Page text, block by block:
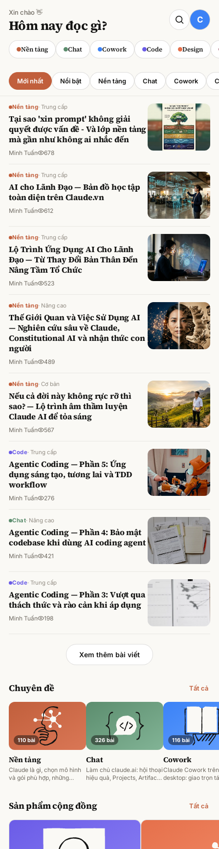
Xin chào 👋
Hôm nay đọc gì?
Nền tảng Chat Cowork Code Design
CODE
Claude cho Sales: Dự báo doanh số
chính xác
Minh Tuấn ·800 lượt xem
Mới nhất Nổi bật Nền tảng Chat Cowork
Nền tảng· Trung cấp
Tại sao 'xin prompt' không giải
quyết được vấn đề - Và lớp nền tảng
mà gần như không ai nhắc đến
Minh Tuấn 678
Nền tảng· Trung cấp
AI cho Lãnh Đạo — Bản đồ học tập
toàn diện trên Claude.vn
Minh Tuấn 612
Nền tảng· Trung cấp
Lộ Trình Ứng Dụng AI Cho Lãnh
Đạo — Từ Thay Đổi Bản Thân Đến
Nâng Tầm Tổ Chức
Minh Tuấn 523
Nền tảng· Nâng cao
Thế Giới Quan và Việc Sử Dụng AI
— Nghiên cứu sâu về Claude,
Constitutional AI và nhận thức con
người
Minh Tuấn 489
Nền tảng· Cơ bản
Nếu cả đời này không rực rỡ thì
sao? — Lộ trình âm thầm luyện
Claude AI để tỏa sáng
Minh Tuấn 567
Code· Trung cấp
Agentic Coding — Phần 5: Ứng
dụng sáng tạo, tương lai và TDD
workflow
Minh Tuấn 276
Chat· Nâng cao
Agentic Coding — Phần 4: Bảo mật
codebase khi dùng AI coding agent
Minh Tuấn 421
Code· Trung cấp
Agentic Coding — Phần 3: Vượt qua
thách thức và rào cản khi áp dụng
Minh Tuấn 198
Xem thêm bài viết
Chuyên đề Tất cả
110 bài
Nền tảng
Claude là gì, chọn mô hình
và gói phù hợp, những
326 bài
Chat
Làm chủ claude.ai: hội thoại
hiệu quả, Projects, Artifacts
116 bài
Cowork
Claude Cowork trên
desktop: giao trọn
Sản phẩm cộng đồng Tất cả